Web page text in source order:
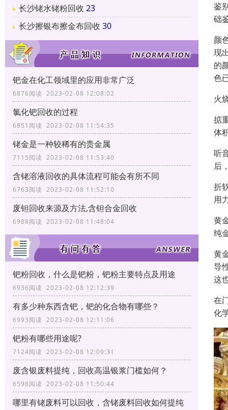
长沙铑水铑粉回收 23
长沙擦银布擦金布回收 30
钯金在化工领域里的应用非常广泛
6876阅读 2023-02-08 12:08:02
氯化钯回收的过程
6851阅读 2023-02-08 11:54:35
铑金是一种较稀有的贵金属
7115阅读 2023-02-08 11:53:40
含铑溶液回收的具体流程可能会有所不同
6763阅读 2023-02-08 11:52:10
废钽回收来源及方法,含钽合金回收
6988阅读 2023-02-08 11:48:04
钯粉回收，什么是钯粉，钯粉主要特点及用途
6936阅读 2023-02-08 12:12:39
有多少种东西含钯，钯的化合物有哪些？
6993阅读 2023-02-08 12:11:06
钯粉有哪些用途呢?
7124阅读 2023-02-08 12:09:31
废含银废料提纯，回收高温银浆门槛如何？
6598阅读 2023-02-08 11:50:44
哪里有铑废料可以回收，含铑废料回收如何提纯
鉴
础
颜
现
的
色
火
掂
体
听
后
折
用
黄
纯
黄
导
这
在
化